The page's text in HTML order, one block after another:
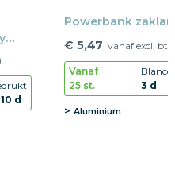
d
Powerbank
€ 5,47 vanaf excl.
Vanaf
25 st.
Blanco
3 d
Aluminium